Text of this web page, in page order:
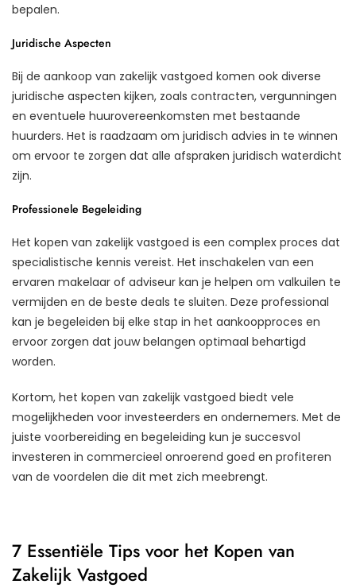
bepalen.
Juridische Aspecten
Bij de aankoop van zakelijk vastgoed komen ook diverse
juridische aspecten kijken, zoals contracten, vergunningen
en eventuele huurovereenkomsten met bestaande
huurders. Het is raadzaam om juridisch advies in te winnen
om ervoor te zorgen dat alle afspraken juridisch waterdicht
zijn.
Professionele Begeleiding
Het kopen van zakelijk vastgoed is een complex proces dat
specialistische kennis vereist. Het inschakelen van een
ervaren makelaar of adviseur kan je helpen om valkuilen te
vermijden en de beste deals te sluiten. Deze professional
kan je begeleiden bij elke stap in het aankoopproces en
ervoor zorgen dat jouw belangen optimaal behartigd
worden.
Kortom, het kopen van zakelijk vastgoed biedt vele
mogelijkheden voor investeerders en ondernemers. Met de
juiste voorbereiding en begeleiding kun je succesvol
investeren in commercieel onroerend goed en profiteren
van de voordelen die dit met zich meebrengt.
7 Essentiële Tips voor het Kopen van
Zakelijk Vastgoed